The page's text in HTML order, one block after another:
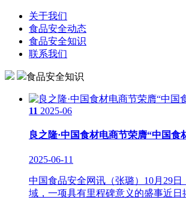
关于我们
食品安全动态
食品安全知识
联系我们
食品安全知识
11 2025-06
良之隆·中国食材电商节荣膺“中国食
2025-06-11
中国食品安全网讯（张璐）10月29
域，一项具有里程碑意义的盛事近日